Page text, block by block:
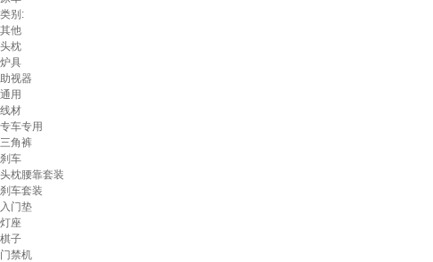
类别:
其他
头枕
炉具
助视器
通用
线材
专车专用
三角裤
刹车
头枕腰靠套装
刹车套装
入门垫
灯座
棋子
门禁机